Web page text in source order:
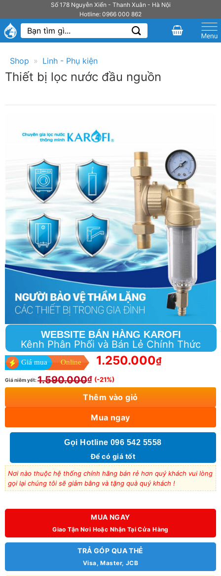
qua
nội
dung
Số 178 Nguyễn Xiển - Thanh Xuân - Hà Nội
Hotline: 0966 000 862
Tìm
kiếm:
Shop » Linh - Phụ kiện
Thiết bị lọc nước đầu nguồn
WEBSITE BÁN HÀNG KAROFI
Kênh Phân Phối và Bán Lẻ Chính Thức
Giá mua Online 1.250.000₫
Giá niêm yết:1.590.000₫ (-21%)
Thêm vào giỏ
Mua ngay
Gọi Hotline 096 542 5558
Để có giá tốt
Nơi nào thuộc hệ thống chính hãng bán rẻ hơn quý khách vui lòng
gọi lại chúng tôi sẽ giảm bằng và tặng quà quý khách !
MUA NGAY
Giao Tận Nơi Hoặc Nhận Tại Cửa Hàng
TRẢ GÓP QUA THẺ
Visa, Master, JCB